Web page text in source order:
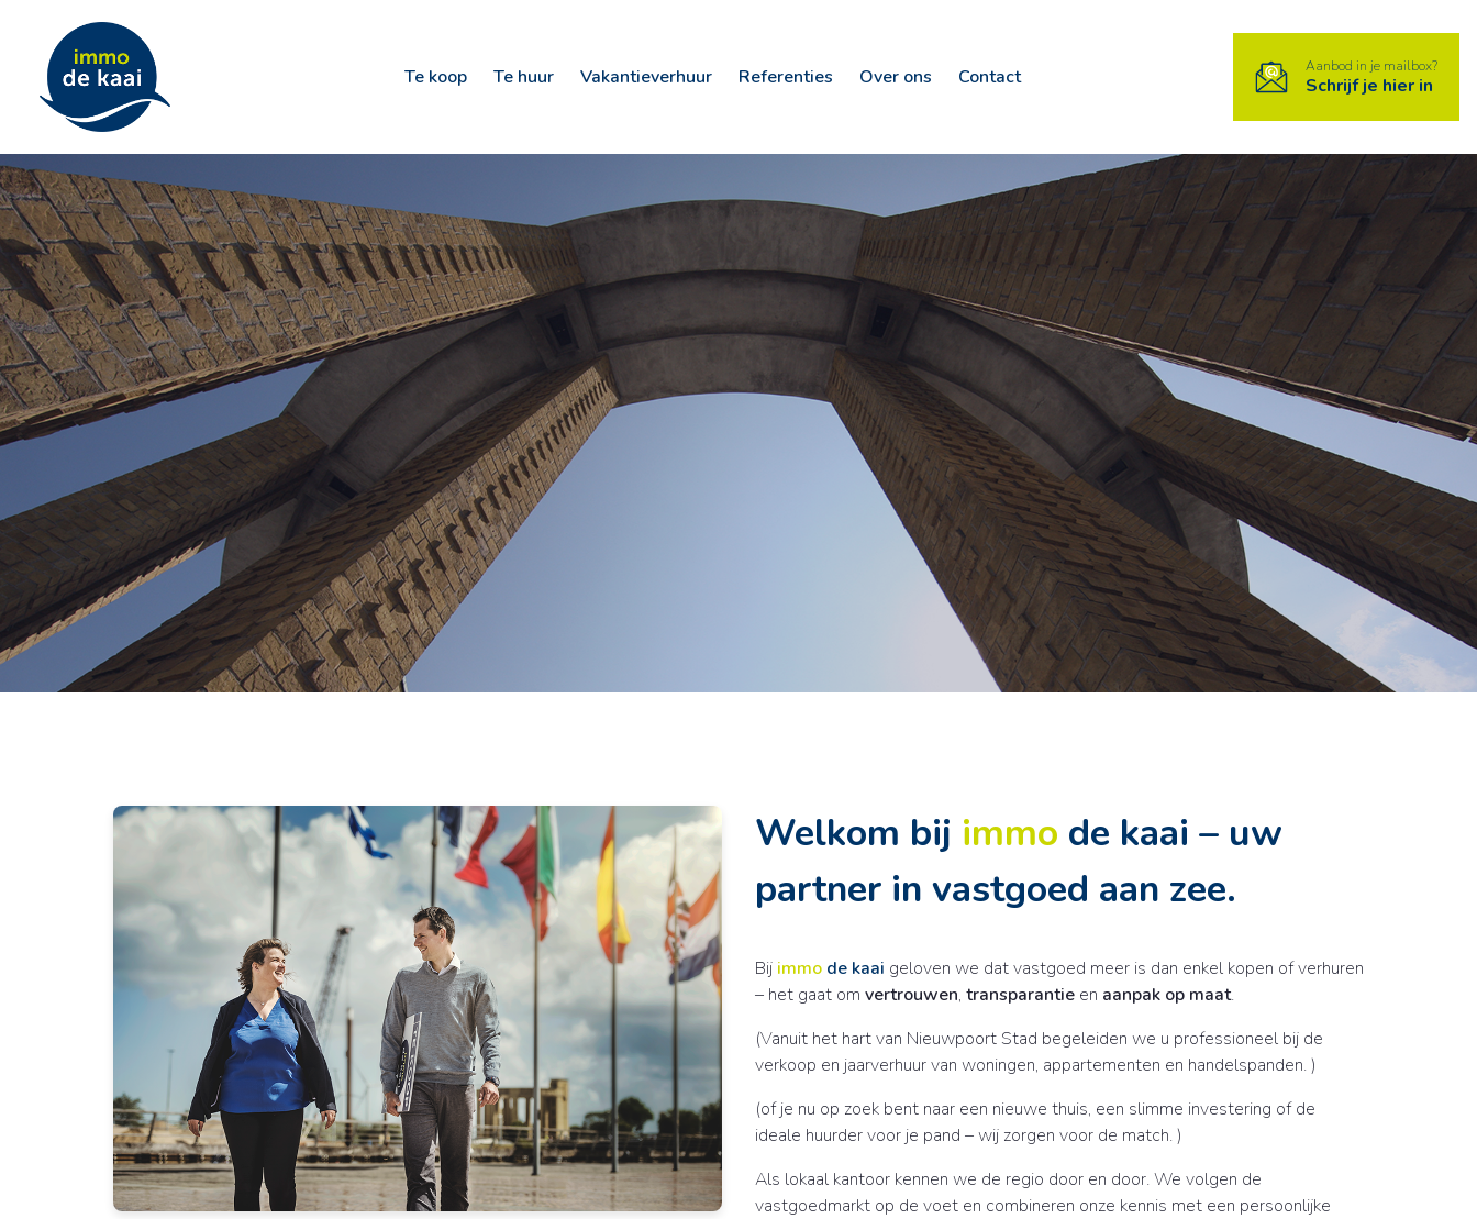
Te koop Te huur Vakantieverhuur Referenties Over ons Contact Aanbod in je mailbox?
Schrijf je hier in
Welkom bij immo de kaai – uw
partner in vastgoed aan zee.
Bij immo de kaai geloven we dat vastgoed meer is dan enkel kopen of verhuren
– het gaat om vertrouwen, transparantie en aanpak op maat.
(Vanuit het hart van Nieuwpoort Stad begeleiden we u professioneel bij de
verkoop en jaarverhuur van woningen, appartementen en handelspanden. )
(of je nu op zoek bent naar een nieuwe thuis, een slimme investering of de
ideale huurder voor je pand – wij zorgen voor de match. )
Als lokaal kantoor kennen we de regio door en door. We volgen de
vastgoedmarkt op de voet en combineren onze kennis met een persoonlijke